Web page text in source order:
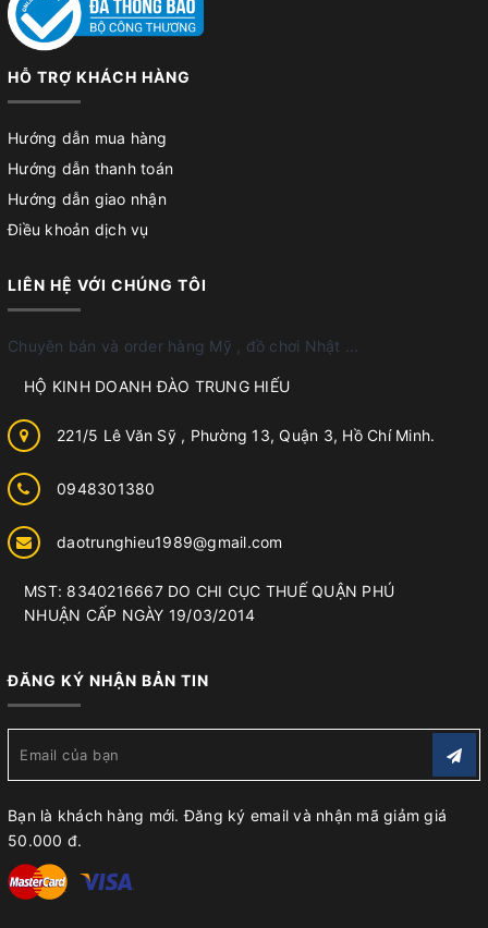
HỖ TRỢ KHÁCH HÀNG
Hướng dẫn mua hàng
Hướng dẫn thanh toán
Hướng dẫn giao nhận
Điều khoản dịch vụ
LIÊN HỆ VỚI CHÚNG TÔI
Chuyên bán và order hàng Mỹ , đồ chơi Nhật ...
HỘ KINH DOANH ĐÀO TRUNG HIẾU
221/5 Lê Văn Sỹ , Phường 13, Quận 3, Hồ Chí Minh.
0948301380
daotrunghieu1989@gmail.com
MST: 8340216667 DO CHI CỤC THUẾ QUẬN PHÚ
NHUẬN CẤP NGÀY 19/03/2014
ĐĂNG KÝ NHẬN BẢN TIN
Bạn là khách hàng mới. Đăng ký email và nhận mã giảm giá
50.000 đ.